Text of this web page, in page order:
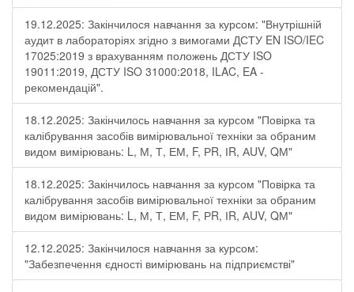
19.12.2025: Закінчилося навчання за курсом: "Внутрішній
аудит в лабораторіях згідно з вимогами ДСТУ EN ISO/IEC
17025:2019 з врахуванням положень ДСТУ ISO
19011:2019, ДСТУ ISO 31000:2018, ILAC, EA -
рекомендацій".
18.12.2025: Закінчилось навчання за курсом "Повірка та
калібрування засобів вимірювальної техніки за обраним
видом вимірювань: L, М, Т, ЕМ, F, РR, ІR, АUV, QМ"
18.12.2025: Закінчилось навчання за курсом "Повірка та
калібрування засобів вимірювальної техніки за обраним
видом вимірювань: L, М, Т, ЕМ, F, РR, ІR, АUV, QМ"
12.12.2025: Закінчилося навчання за курсом:
"Забезпечення єдності вимірювань на підприємстві"